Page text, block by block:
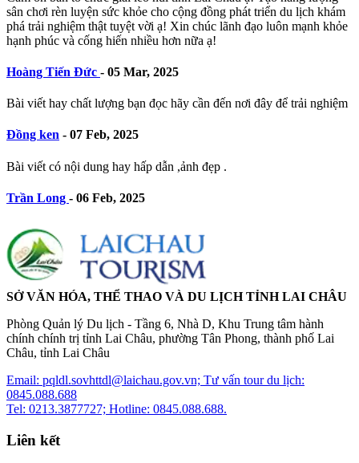
sân chơi rèn luyện sức khỏe cho cộng đồng phát triển du lịch khám
phá trải nghiệm thật tuyệt vời ạ! Xin chúc lãnh đạo luôn mạnh khỏe
hạnh phúc và cống hiến nhiều hơn nữa ạ!
Hoàng Tiến Đức - 05 Mar, 2025
Bài viết hay chất lượng bạn đọc hãy cần đến nơi đây để trải nghiệm
Đồng ken - 07 Feb, 2025
Bài viết có nội dung hay hấp dẫn ,ảnh đẹp .
Trần Long - 06 Feb, 2025
SỞ VĂN HÓA, THỂ THAO VÀ DU LỊCH TỈNH LAI CHÂU
Phòng Quản lý Du lịch - Tầng 6, Nhà D, Khu Trung tâm hành
chính chính trị tỉnh Lai Châu, phường Tân Phong, thành phố Lai
Châu, tỉnh Lai Châu
Email: pqldl.sovhttdl@laichau.gov.vn; Tư vấn tour du lịch:
0845.088.688
Tel: 0213.3877727; Hotline: 0845.088.688.
Liên kết